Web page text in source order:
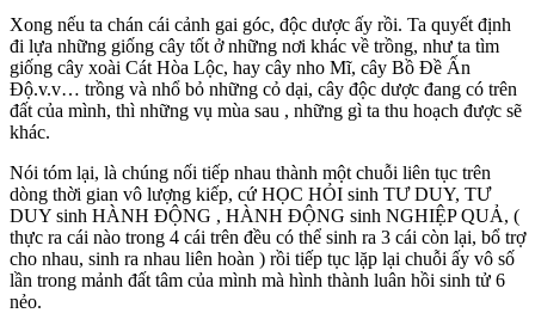
Xong nếu ta chán cái cảnh gai góc, độc dược ấy rồi. Ta quyết định
đi lựa những giống cây tốt ở những nơi khác về trồng, như ta tìm
giống cây xoài Cát Hòa Lộc, hay cây nho Mĩ, cây Bồ Đề Ấn
Độ.v.v… trồng và nhổ bỏ những cỏ dại, cây độc dược đang có trên
đất của mình, thì những vụ mùa sau , những gì ta thu hoạch được sẽ
khác.
Nói tóm lại, là chúng nối tiếp nhau thành một chuỗi liên tục trên
dòng thời gian vô lượng kiếp, cứ HỌC HỎI sinh TƯ DUY, TƯ
DUY sinh HÀNH ĐỘNG , HÀNH ĐỘNG sinh NGHIỆP QUẢ, (
thực ra cái nào trong 4 cái trên đều có thể sinh ra 3 cái còn lại, bổ trợ
cho nhau, sinh ra nhau liên hoàn ) rồi tiếp tục lặp lại chuỗi ấy vô số
lần trong mảnh đất tâm của mình mà hình thành luân hồi sinh tử 6
nẻo.